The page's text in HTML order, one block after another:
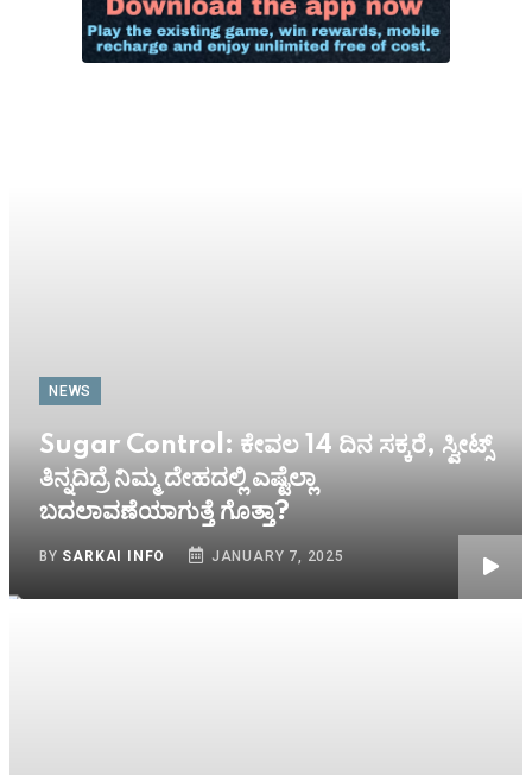
NEWS
Sugar Control: ಕೇವಲ 14 ದಿನ ಸಕ್ಕರೆ, ಸ್ವೀಟ್ಸ್
ತಿನ್ನದಿದ್ರೆ ನಿಮ್ಮ ದೇಹದಲ್ಲಿ ಎಷ್ಟೆಲ್ಲಾ
ಬದಲಾವಣೆಯಾಗುತ್ತೆ ಗೊತ್ತಾ?
BY SARKAI INFO JANUARY 7, 2025